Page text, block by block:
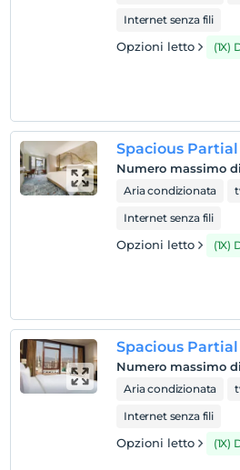
1 bambino/i fino all'età di 11 per
Internet senza fili
Opzioni letto (1X)
Numero massimo
Aria condizionata
Internet senza fili
Opzioni letto (1X)
Numero massimo
Aria condizionata
Internet senza fili
Opzioni letto (1X)